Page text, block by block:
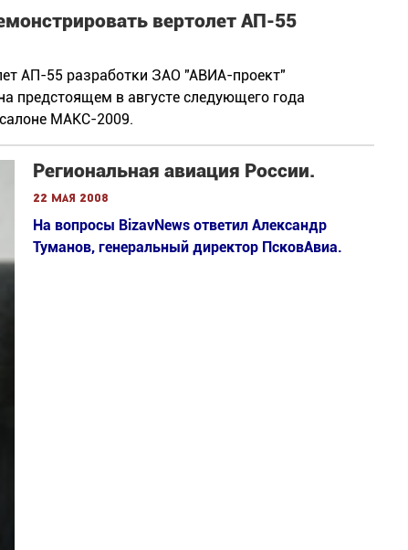
вертолет АП-55
АП-55 разработки ЗАО "АВИА-проект"
предстоящем в августе следующего года
МАКС-2009.
Региональная авиация России.
22 мая 2008
На вопросы BizavNews ответил Александр
Туманов, генеральный директор ПсковАвиа.